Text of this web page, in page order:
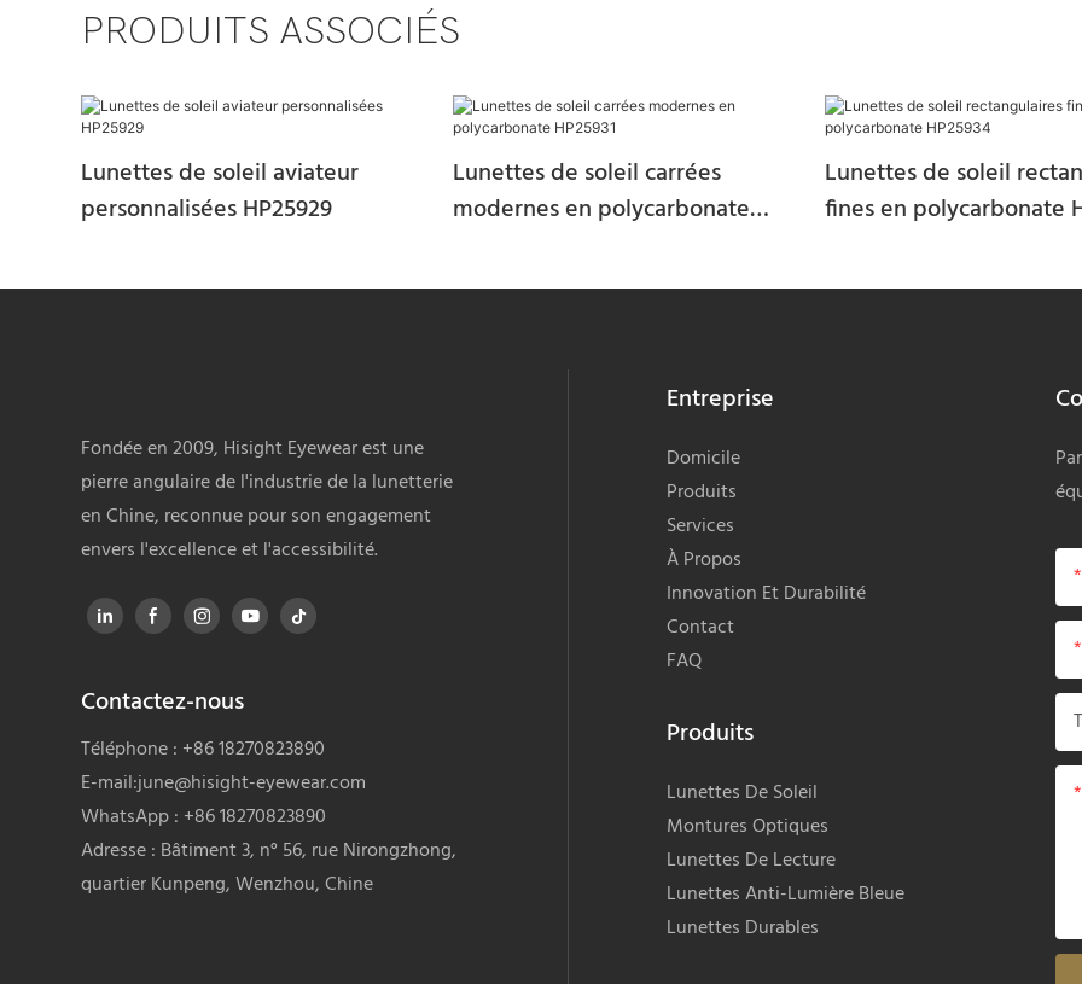
PRODUITS ASSOCIÉS
Lunettes de soleil aviateur
personnalisées HP25929
Lunettes de soleil carrées
modernes en polycarbonate
Lunettes de soleil
fines en polycarbonate
Fondée en 2009, Hisight Eyewear est une
pierre angulaire de l'industrie de la lunetterie
en Chine, reconnue pour son engagement
envers l'excellence et l'accessibilité.
Contactez-nous
Téléphone : +86 18270823890
E-mail:june@hisight-eyewear.com
WhatsApp : +86 18270823890
Adresse : Bâtiment 3, n° 56, rue Nirongzhong,
quartier Kunpeng, Wenzhou, Chine
Entreprise
Domicile
Produits
Services
À Propos
Innovation Et Durabilité
Contact
FAQ
Produits
Lunettes De Soleil
Montures Optiques
Lunettes De Lecture
Lunettes Anti-Lumière Bleue
Lunettes Durables